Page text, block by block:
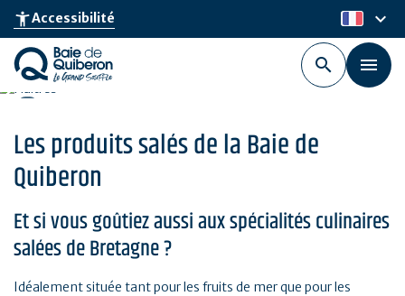
Aller
au
contenu
principal
accessibility_newAccessibilité fr
keyboard_arrow_down
Les produits salés de la Baie de
Quiberon
Et si vous goûtiez aussi aux spécialités culinaires
salées de Bretagne ?
Idéalement située tant pour les fruits de mer que pour les